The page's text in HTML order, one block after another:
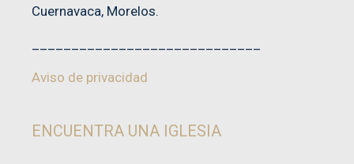
Cuernavaca, Morelos.
Aviso de privacidad
ENCUENTRA UNA IGLESIA